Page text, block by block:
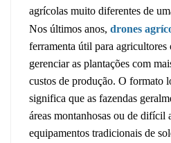
agrícolas muito diferentes de
Nos últimos anos,drones
ferramenta útil para agricultores
gerenciar as plantações com
custos de produção. O formato
significa que as fazendas
áreas montanhosas ou de difícil
equipamentos tradicionais de